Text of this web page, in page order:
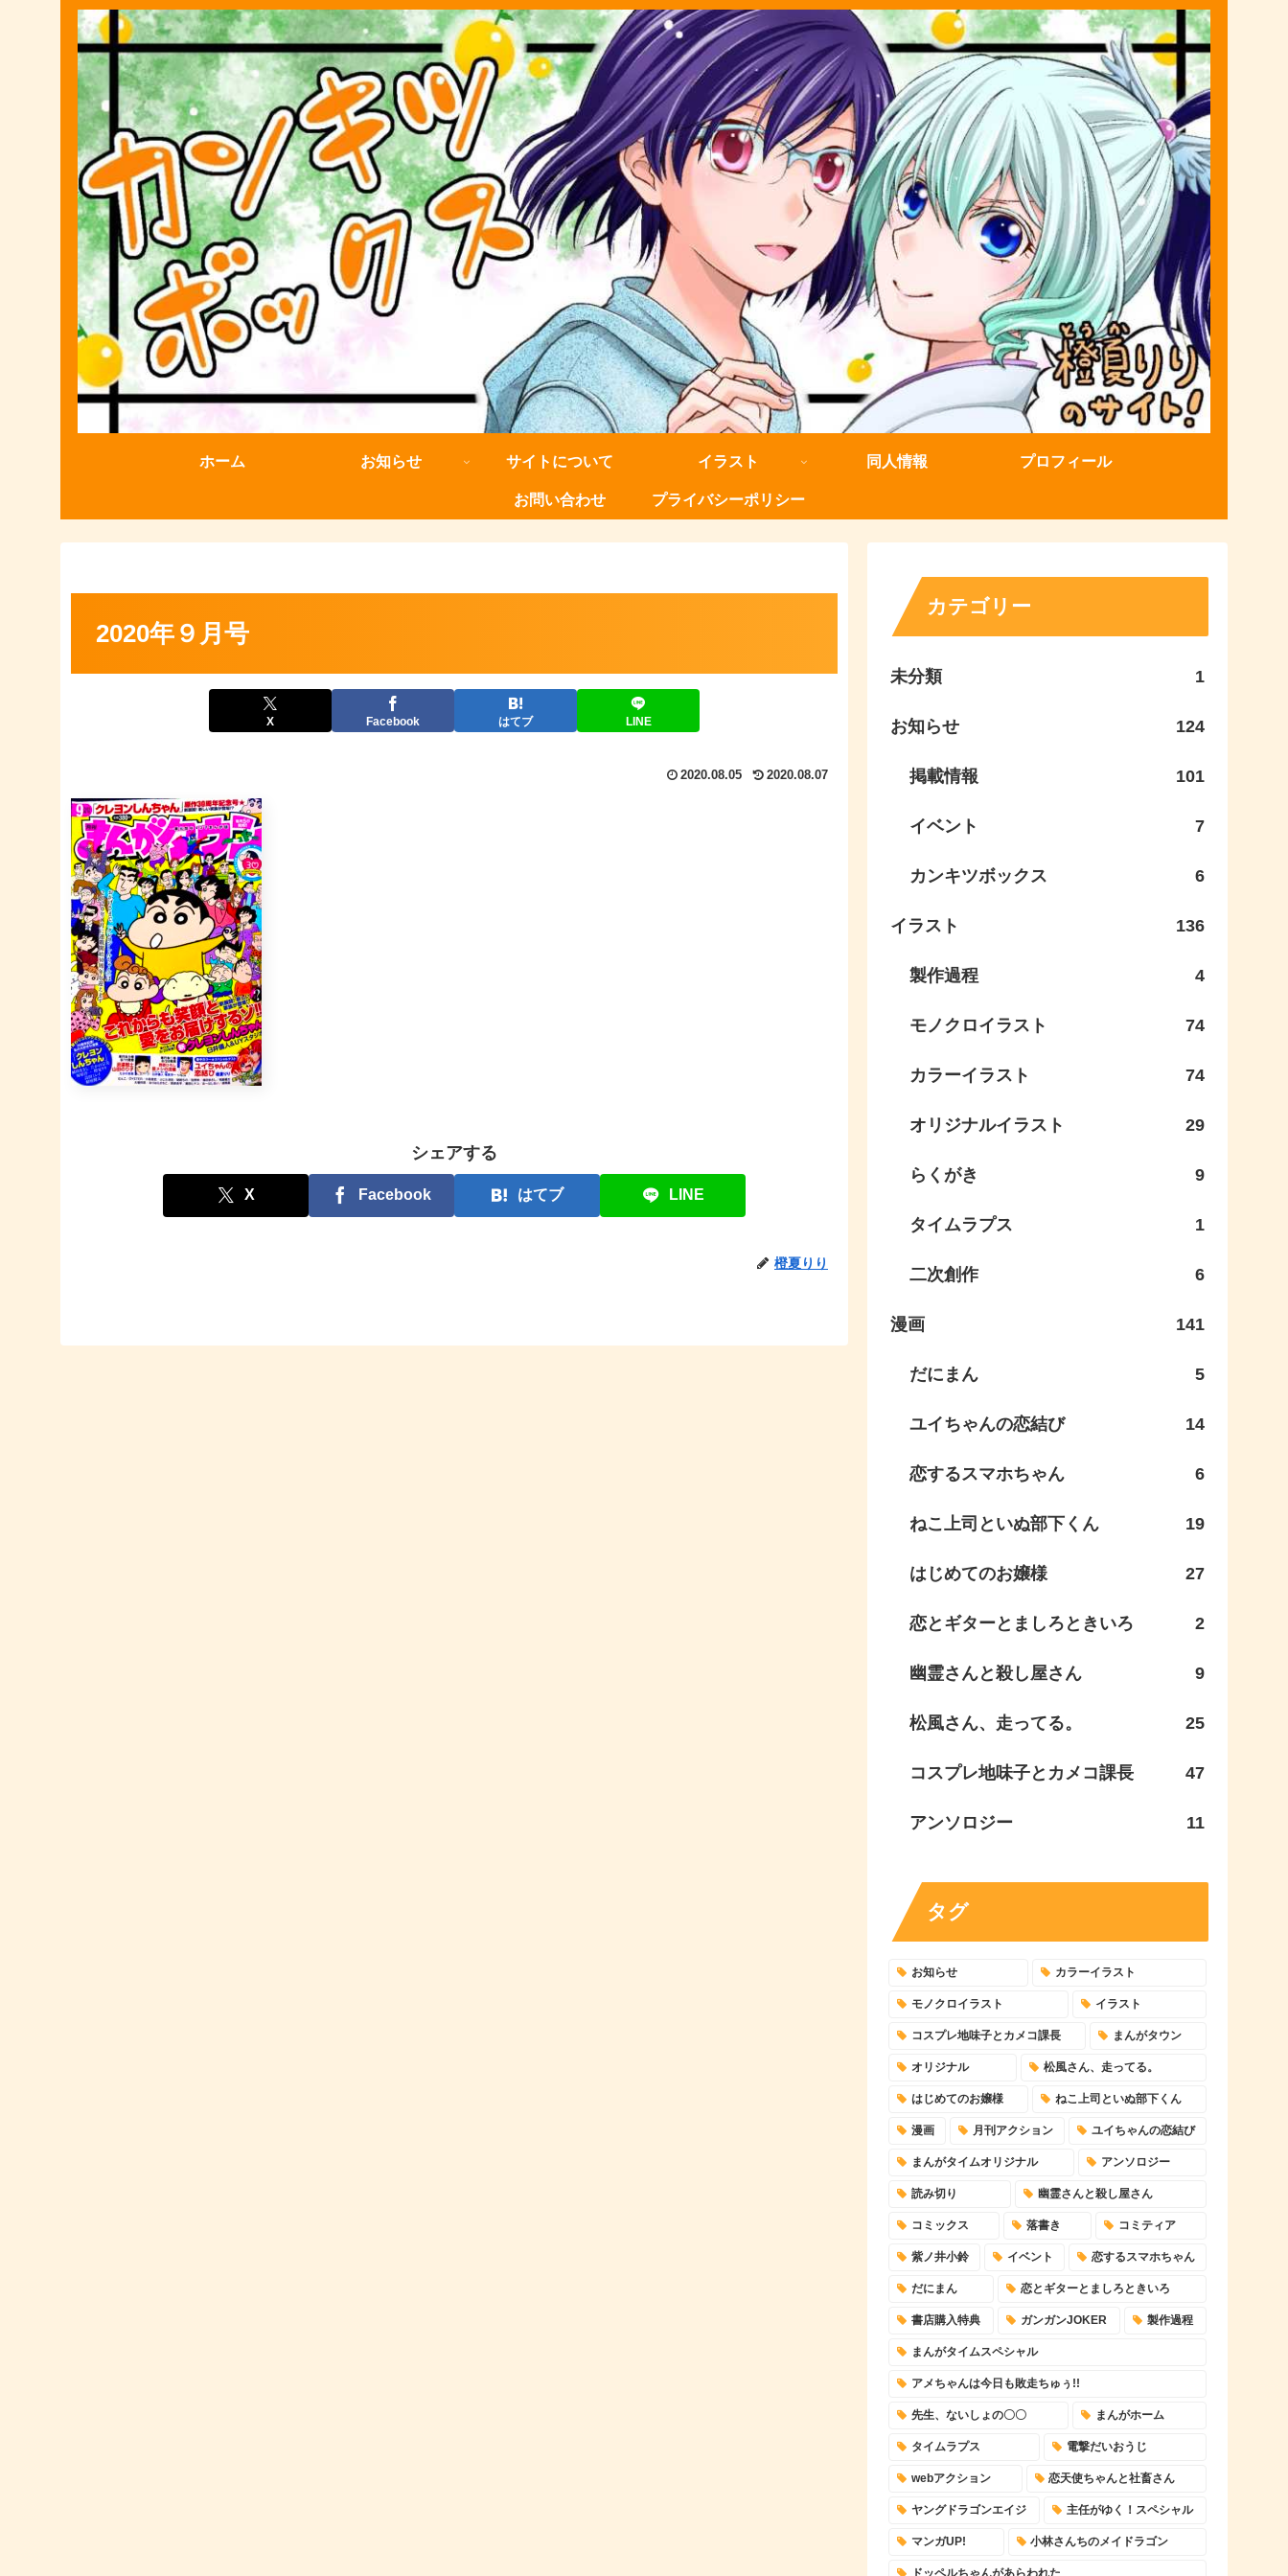
ホーム お知らせ サイトについて イラスト 同人情報 プロフィール
お問い合わせ プライバシーポリシー
2020年９月号
X Facebook はてブ LINE
2020.08.05 2020.08.07
シェアする
X Facebook はてブ LINE
橙夏りり
カテゴリー
未分類 1
お知らせ 124
掲載情報 101
イベント 7
カンキツボックス 6
イラスト 136
製作過程 4
モノクロイラスト 74
カラーイラスト 74
オリジナルイラスト 29
らくがき 9
タイムラプス 1
二次創作 6
漫画 141
だにまん 5
ユイちゃんの恋結び 14
恋するスマホちゃん 6
ねこ上司といぬ部下くん 19
はじめてのお嬢様 27
恋とギターとましろときいろ 2
幽霊さんと殺し屋さん 9
松風さん、走ってる。 25
コスプレ地味子とカメコ課長 47
アンソロジー 11
タグ
お知らせ カラーイラスト
モノクロイラスト イラスト
コスプレ地味子とカメコ課長 まんがタウン
オリジナル 松風さん、走ってる。
はじめてのお嬢様 ねこ上司といぬ部下くん
漫画 月刊アクション ユイちゃんの恋結び
まんがタイムオリジナル アンソロジー
読み切り 幽霊さんと殺し屋さん
コミックス 落書き コミティア
紫ノ井小鈴 イベント 恋するスマホちゃん
だにまん 恋とギターとましろときいろ
書店購入特典 ガンガンJOKER 製作過程
まんがタイムスペシャル
アメちゃんは今日も敗走ちゅぅ!!
先生、ないしょの〇〇 まんがホーム
タイムラプス 電撃だいおうじ
webアクション 恋天使ちゃんと社畜さん
ヤングドラゴンエイジ 主任がゆく！スペシャル
マンガUP! 小林さんちのメイドラゴン